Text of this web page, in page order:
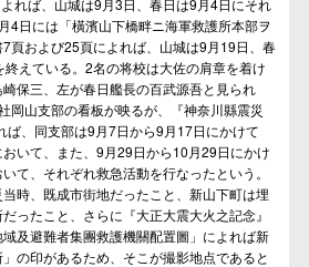
よれば、山城は9月3日、春日は9月4日にそれ
4日には「橫濱山下橋畔ニ海軍救護所本部ヲ
頁および25頁によれば、山城は9月19日、春
えている。2名の将校は大佐の肩章を着け
保三、左が春日艦長の百武源吾と見られ
岡山支部の看板が映るが、『神奈川縣震災
ば、同支部は9月7日から9月17日にかけて
おいて、また、9月29日から10月29日にかけ
て、それぞれ救急活動を行なったという。
時、既成市街地だったこと、新山下町は埋
ったこと、さらに『大正大震大火之記念』
及避難者集團救護機關配置圖」によれば新
の印があるため、そこが撮影地点であると